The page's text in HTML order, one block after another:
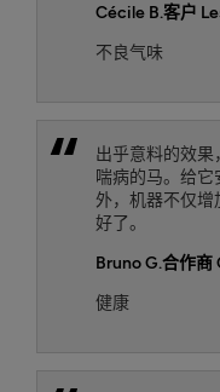
Cécile B.客户
不良气味
出乎意料的效
喘病的马。给
外，机器不仅
好了。
Bruno G.合作商
健康